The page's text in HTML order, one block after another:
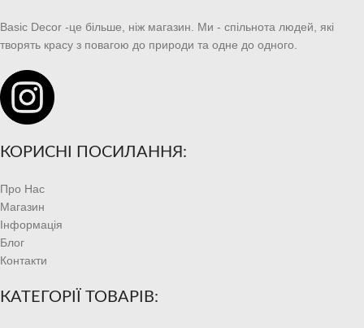
Basic Decor -це більше, ніж магазин. Ми - спільнота людей, які
творять красу з повагою до природи та одне до одного.
КОРИСНІ ПОСИЛАННЯ:
Про Нас
Магазин
Інформація
Блог
Контакти
КАТЕГОРІЇ ТОВАРІВ: